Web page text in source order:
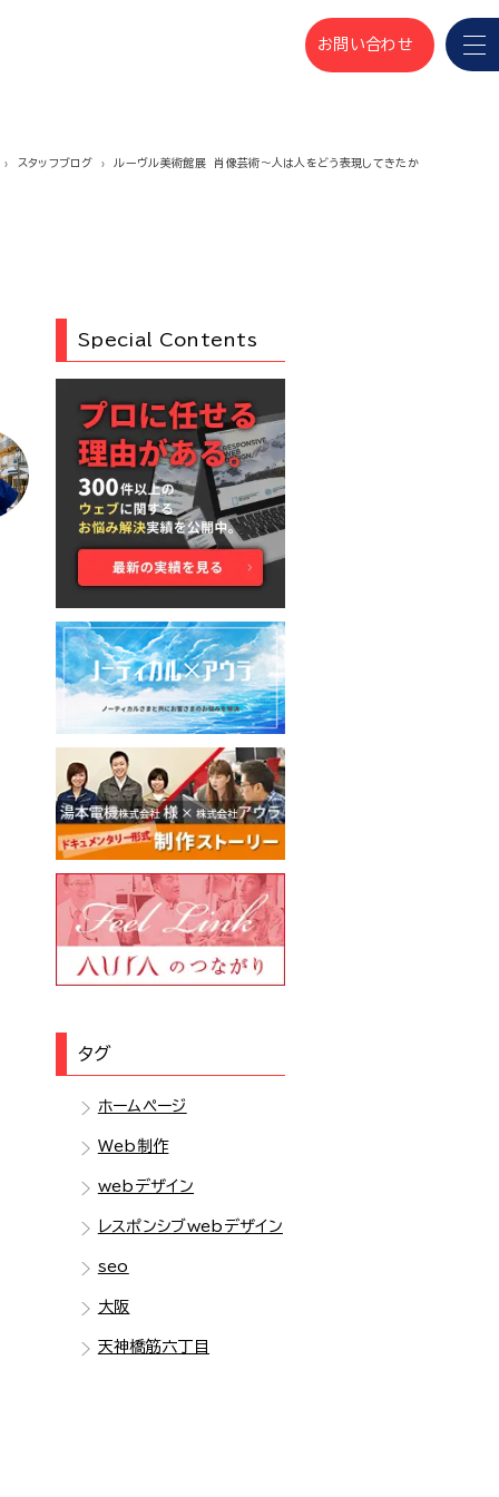
お問い合わせ
スタッフブログ ルーヴル美術館展 肖像芸術～人は人をどう表現してきたか
Special Contents
タグ
ホームページ
Web制作
webデザイン
レスポンシブwebデザイン
seo
大阪
天神橋筋六丁目